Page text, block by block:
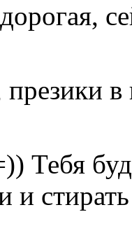
в
Тебя
и